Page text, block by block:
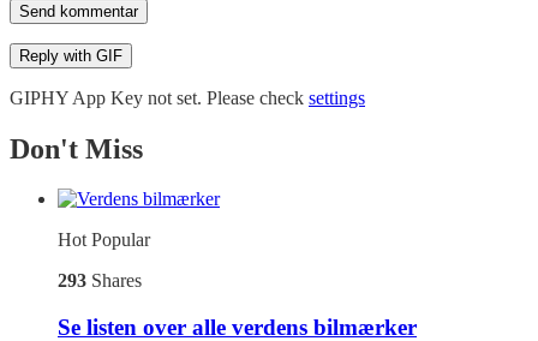
Send kommentar
Reply with GIF
GIPHY App Key not set. Please check settings
Don't Miss
HotPopular
293 Shares
Se listen over alle verdens bilmærker